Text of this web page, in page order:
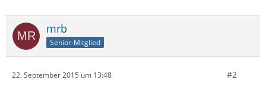
mrb
Senior-Mitglied
22. September 2015 um 13:48 #2